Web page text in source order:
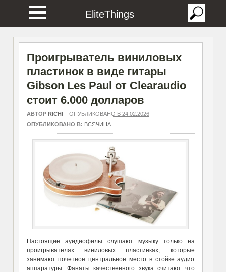
EliteThings
Проигрыватель виниловых
пластинок в виде гитары
Gibson Les Paul от Clearaudio
стоит 6.000 долларов
АВТОР RICHI– ОПУБЛИКОВАНО В 24.02.2026
ОПУБЛИКОВАНО В: ВСЯЧИНА
Настоящие ауидиофилы слушают музыку только на
проигрывателях виниловых пластинках, которые
занимают почетное центральное место в стойке аудио
аппаратуры. Фанаты качественного звука считают что